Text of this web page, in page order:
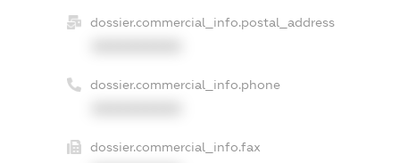
dossier.commercial_info.postal_address
dossier.commercial_info.phone
dossier.commercial_info.fax